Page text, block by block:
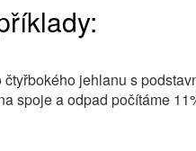
jehlanu s
spoje a odpad počítáme